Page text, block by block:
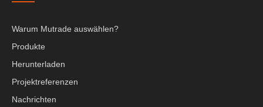
Warum Mutrade auswählen?
Produkte
Herunterladen
Projektreferenzen
Nachrichten